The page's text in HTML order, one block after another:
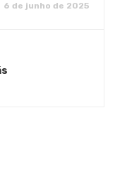
6 de junho de 2025